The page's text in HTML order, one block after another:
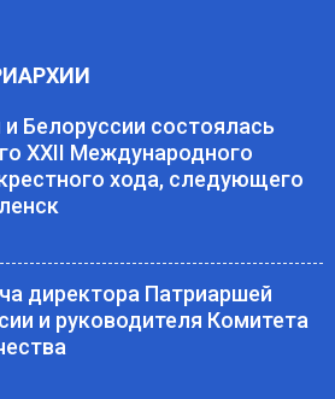
Белоруссии состоялась
XXII Международного
хода, следующего
директора Патриаршей
и руководителя Комитета